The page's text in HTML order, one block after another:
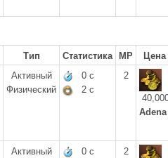
Тип Статистика MP
Цена
Активный
Физический
0 с
2 с
2
Adena
Активный
0 с
2